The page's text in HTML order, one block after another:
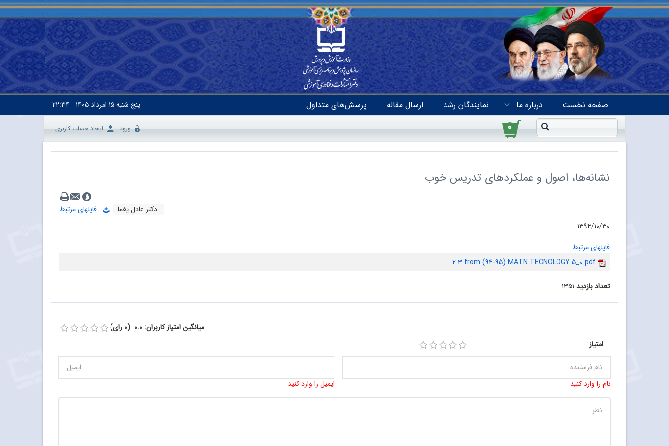
صفحه نخست درباره ما نمایندگان رشد ارسال مقاله پرسش‌های متداول پنج شنبه۱۵ اَمرداد ۱۴۰۵ ۲۲:۳۴
۰ ورود ایجاد حساب کاربری
نشانه‌ها، اصول و عملکردهای تدریس خوب
دکتر عادل یغما
فایلهای مرتبط
۱۳۹۴/۱۰/۳۰
فایلهای مرتبط
2.3 from (94-95) MATN TECNOLOGY 5_0.pdf
تعداد بازدید ۱۳۵۱
میانگین امتیاز کاربران: 0.0 (0 رای)
امتیاز
نام را وارد کنید ایمیل را وارد کنید